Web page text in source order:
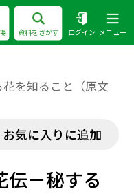
資料をさがす ログイン メニュー
を知ること（原文
お気に入りに追加
－秘する